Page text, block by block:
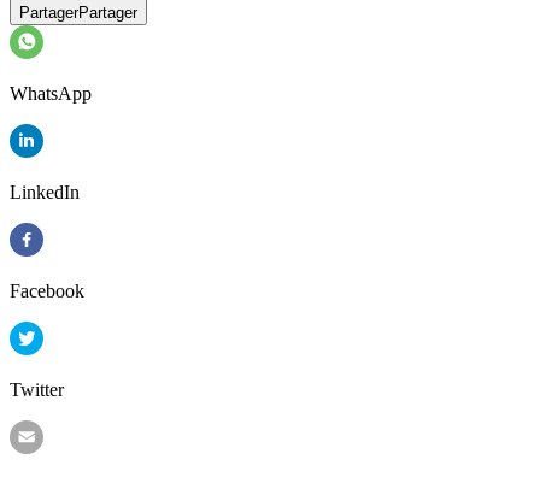
PartagerPartager
WhatsApp
LinkedIn
Facebook
Twitter